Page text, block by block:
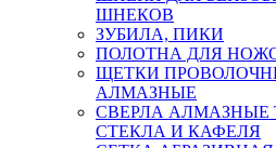
ШНЕКОВ
ЗУБИЛА, ПИКИ
ПОЛОТНА ДЛЯ
ЩЕТКИ
АЛМАЗНЫЕ
СВЕРЛА АЛМАЗНЫЕ
СТЕКЛА И КАФЕЛЯ